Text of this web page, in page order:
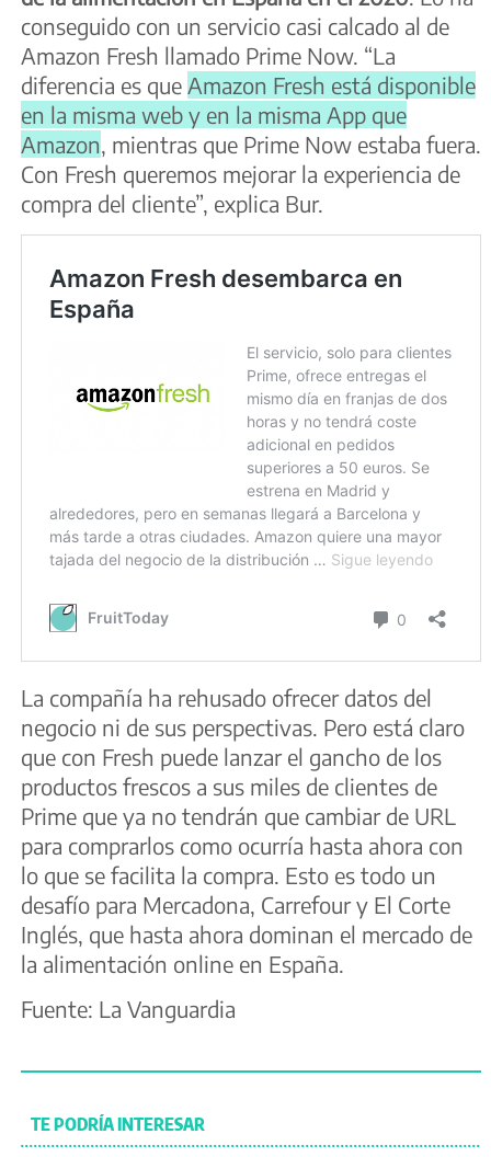
conseguido con un servicio casi calcado al de
Amazon Fresh llamado Prime Now. “La
diferencia es que Amazon Fresh está disponible
en la misma web y en la misma App que
Amazon, mientras que Prime Now estaba fuera.
Con Fresh queremos mejorar la experiencia de
compra del cliente”, explica Bur.
La compañía ha rehusado ofrecer datos del
negocio ni de sus perspectivas. Pero está claro
que con Fresh puede lanzar el gancho de los
productos frescos a sus miles de clientes de
Prime que ya no tendrán que cambiar de URL
para comprarlos como ocurría hasta ahora con
lo que se facilita la compra. Esto es todo un
desafío para Mercadona, Carrefour y El Corte
Inglés, que hasta ahora dominan el mercado de
la alimentación online en España.
Fuente: La Vanguardia
TE PODRÍA INTERESAR